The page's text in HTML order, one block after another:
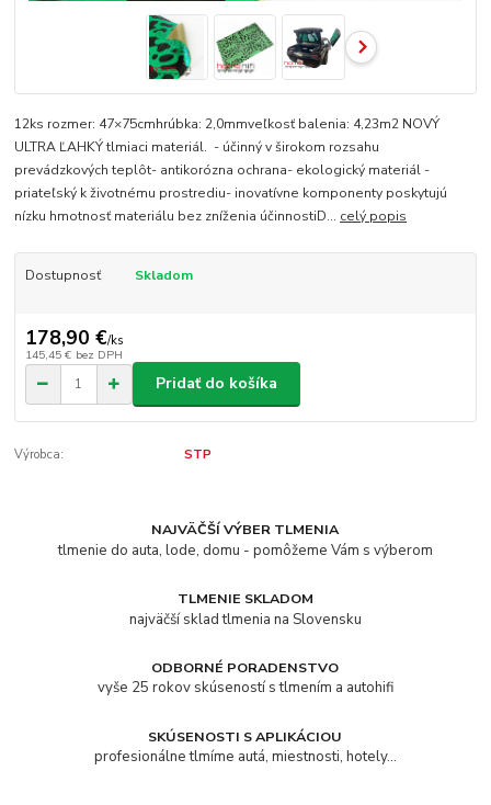
12ks rozmer: 47×75cmhrúbka: 2,0mmveľkosť balenia: 4,23m2 NOVÝ
ULTRA ĽAHKÝ tlmiaci materiál. - účinný v širokom rozsahu
prevádzkových teplôt- antikorózna ochrana- ekologický materiál -
priateľský k životnému prostrediu- inovatívne komponenty poskytujú
nízku hmotnosť materiálu bez zníženia účinnostiD... celý popis
Dostupnosť Skladom
178,90 €/ks
145,45 € bez DPH
Pridať do košíka
Výrobca: STP
NAJVÄČŠÍ VÝBER TLMENIA
tlmenie do auta, lode, domu - pomôžeme Vám s výberom
TLMENIE SKLADOM
najväčší sklad tlmenia na Slovensku
ODBORNÉ PORADENSTVO
vyše 25 rokov skúseností s tlmením a autohifi
SKÚSENOSTI S APLIKÁCIOU
profesionálne tlmíme autá, miestnosti, hotely...